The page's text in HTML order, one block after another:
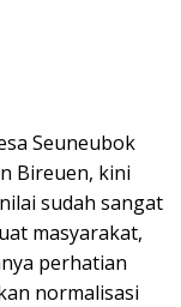
Seuneubok
Bireuen, kini
sudah sangat
masyarakat,
perhatian
normalisasi